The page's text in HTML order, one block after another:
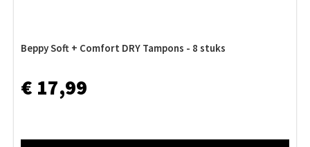
Beppy Soft + Comfort DRY Tampons - 8 stuks
€ 17,99